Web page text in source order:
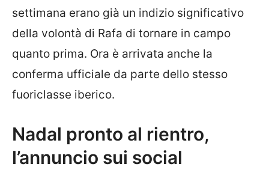
settimana erano già un indizio significativo
della volontà di Rafa di tornare in campo
quanto prima. Ora è arrivata anche la
conferma ufficiale da parte dello stesso
fuoriclasse iberico.
Nadal pronto al rientro,
l’annuncio sui social